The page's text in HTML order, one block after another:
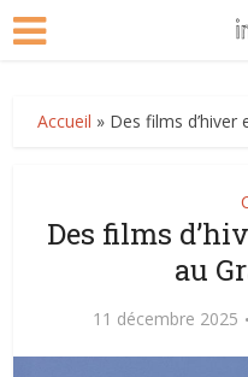
Accueil » Des films d’hiver
Des films
au
11 décembre 2025